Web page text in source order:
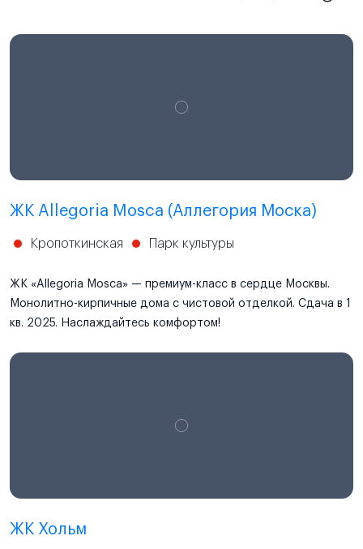
ЖК Allegoria Mosca (Аллегория Моска)
Кропоткинская Парк культуры
ЖК «Allegoria Mosca» — премиум-класс в сердце Москвы.
Монолитно-кирпичные дома с чистовой отделкой. Сдача в 1
кв. 2025. Наслаждайтесь комфортом!
ЖК Хольм